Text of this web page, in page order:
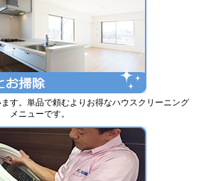
す。単品で頼むよりお得なハウスクリーニング
メニューです。